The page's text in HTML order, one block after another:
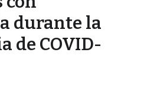
durante la
de COVID-